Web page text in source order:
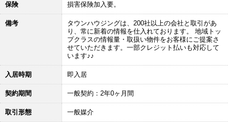
保険 損害保険加入要。
備考
タウンハウジングは、200社以上の会社と取引があ
り、常に新着の情報を仕入れております。 地域トッ
プクラスの情報量・取扱い物件をお客様にご提案さ
せていただきます。一部クレジット払いも対応して
います♪♪
入居時期 即入居
契約期間 一般契約：2年0ヶ月間
取引形態 一般媒介